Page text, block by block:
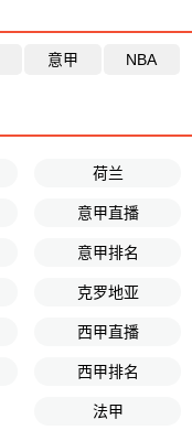
意甲 NBA
荷兰
意甲直播
意甲排名
克罗地亚
西甲直播
西甲排名
法甲